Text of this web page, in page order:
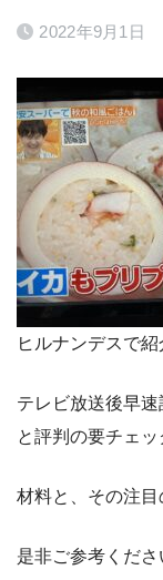
2022年9月1日
ヒルナンデスで
テレビ放送後早
と評判の要チェッ
材料と、その注目
是非ご参考くださ